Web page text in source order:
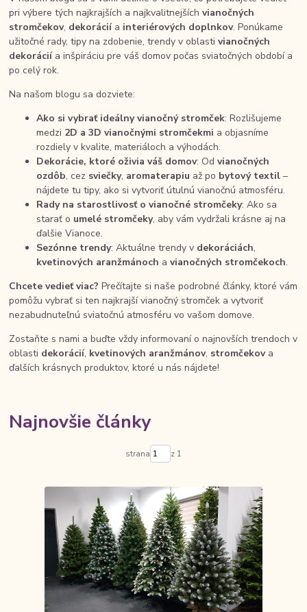
pri výbere tých najkrajších a najkvalitnejšíchvianočných
stromčekov, dekoráciía interiérových doplnkov. Ponúkame
užitočné rady, tipy na zdobenie, trendy v oblastivianočných
dekoráciía inšpiráciu pre váš domov počas sviatočných období a
po celý rok.
Na našom blogu sa dozviete:
Ako si vybrať ideálny vianočný stromček: Rozlišujeme
medzi 2D a 3D vianočnými stromčekmi a objasníme
rozdiely v kvalite, materiáloch a výhodách.
Dekorácie, ktoré oživia váš domov: Odvianočných
ozdôb, cez sviečky, aromaterapiu až po bytový textil –
nájdete tu tipy, ako si vytvoriť útulnú vianočnú atmosféru.
Rady na starostlivosť o vianočné stromčeky: Ako sa
starať o umelé stromčeky, aby vám vydržali krásne aj na
ďalšie Vianoce.
Sezónne trendy: Aktuálne trendy v dekoráciách,
kvetinových aranžmánoch avianočných stromčekoch.
Chcete vedieť viac? Prečítajte si naše podrobné články, ktoré vám
pomôžu vybrať si ten najkrajší vianočný stromček a vytvoriť
nezabudnuteľnú sviatočnú atmosféru vo vašom domove.
Zostaňte s nami a buďte vždy informovaní o najnovších trendoch v
oblasti dekorácií, kvetinových aranžmánov, stromčekova
ďalších krásnych produktov, ktoré u nás nájdete!
Najnovšie články
strana z 1